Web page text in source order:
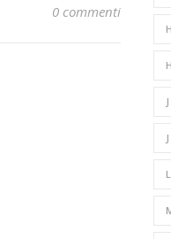
0 commenti